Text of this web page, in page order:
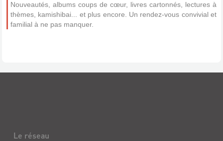
Nouveautés, albums coups de cœur, livres cartonnés, lectures à
thèmes, kamishibai... et plus encore. Un rendez-vous convivial et
familial à ne pas manquer.
Le réseau